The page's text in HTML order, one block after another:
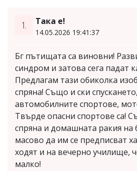
1. Така е!
14.05.2026 19:41:37
Бг пътищата са виновни!
синдром и затова сега падат
Предлагам тази обиколка
спряна! Също и ски
автомобилните спортове,
Твърде опасни спортове са!
спряна и домашната ракия на
масово да им се предписват
ходят и на вечерно училище,
малко!